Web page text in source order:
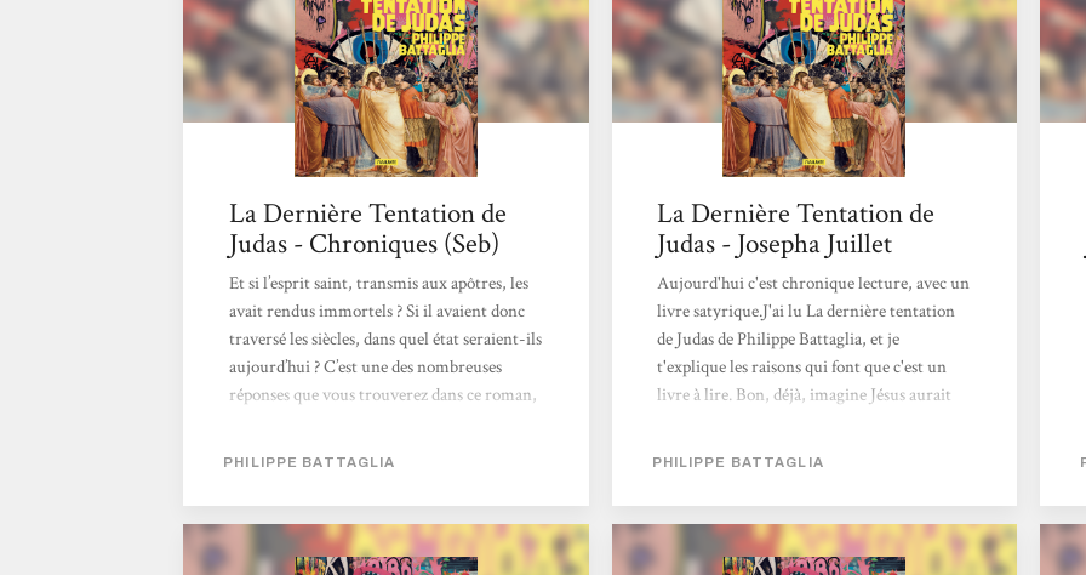
La Dernière Tentation de
Judas - Chroniques (Seb)
Et si l’esprit saint, transmis aux apôtres, les
avait rendus immortels ? Si il avaient donc
traversé les siècles, dans quel état seraient-ils
aujourd’hui ? C’est une des nombreuses
réponses que vous trouverez dans ce roman,
qu’une prophétie va entrainer vers des
révélations majeures, aux conséquences
majeures. Le synopsis et l’univers
PHILIPPE BATTAGLIA
La Dernière Tentation de
Judas - Josepha Juillet
Aujourd'hui c'est chronique lecture, avec un
livre satyrique.J'ai lu La dernière tentation
de Judas de Philippe Battaglia, et je
t'explique les raisons qui font que c'est un
livre à lire. Bon, déjà, imagine Jésus aurait
finit assez mal, il faut bien l'avouer. Judas est
alors condamné à errer sur Terre sans jamais
pouvoir retrouver son amour perdu. En plus
PHILIPPE BATTAGLIA